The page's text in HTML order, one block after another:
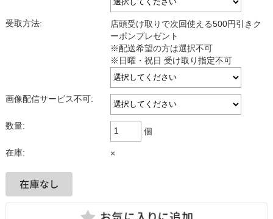
受取方法:
店頭受け取りで次回使える500円引きク
ーポンプレゼント
※配送希望の方は選択不可
※日曜・祝日 受け取り指定不可
画像配信サービス不可:
数量:
個
在庫: ×